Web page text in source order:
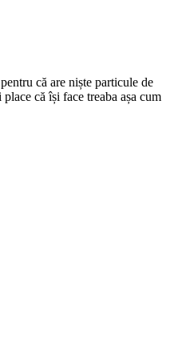
că are niște particule de
că își face treaba așa cum